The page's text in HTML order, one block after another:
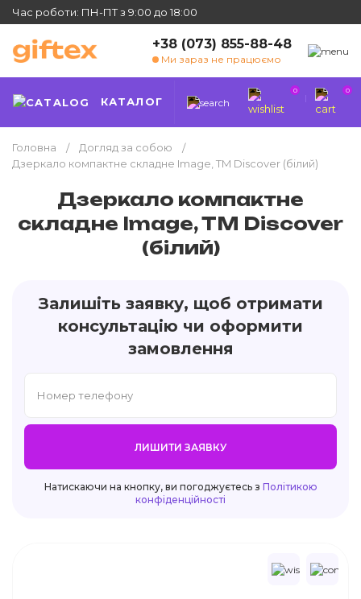
Час роботи: ПН-ПТ з 9:00 до 18:00
+38 (073) 855-88-48
Ми зараз не працюємо
КАТАЛОГ
0 0
Головна
Догляд за собою
Дзеркало компактне складне Image, TM Discover (білий)
Дзеркало компактне
складне Image, TM Discover
(білий)
Залишіть заявку, щоб отримати
консультацію чи оформити
замовлення
ЛИШИТИ ЗАЯВКУ
Натискаючи на кнопку, ви погоджуєтесь з Політикою
конфіденційності